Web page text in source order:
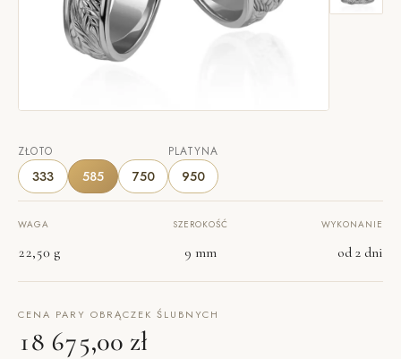
ZŁOTO
333 585 750
PLATYNA
950
WAGA
22,50 g
SZEROKOŚĆ
9 mm
WYKONANIE
od 2 dni
CENA PARY OBRĄCZEK ŚLUBNYCH
18 675,00 zł